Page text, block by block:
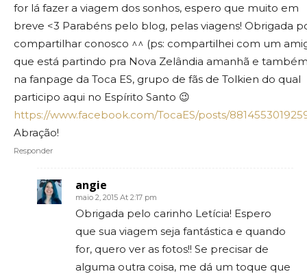
for lá fazer a viagem dos sonhos, espero que muito em
breve <3 Parabéns pelo blog, pelas viagens! Obrigada
compartilhar conosco ^^ (ps: compartilhei com um
que está partindo pra Nova Zelândia amanhã e
na fanpage da Toca ES, grupo de fãs de Tolkien do qual
participo aqui no Espírito Santo 😉
https://www.facebook.com/TocaES/posts/
Abração!
Responder
angie
maio 2, 2015 At 2:17 pm
Obrigada pelo carinho Letícia! Espero
que sua viagem seja fantástica e quando
for, quero ver as fotos!! Se precisar de
alguma outra coisa, me dá um toque que